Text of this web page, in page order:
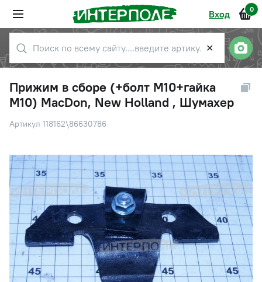
Вход 0
✕
Прижим в сборе (+болт М10+гайка
М10) MacDon, New Holland , Шумахер
Артикул 118162\86630786